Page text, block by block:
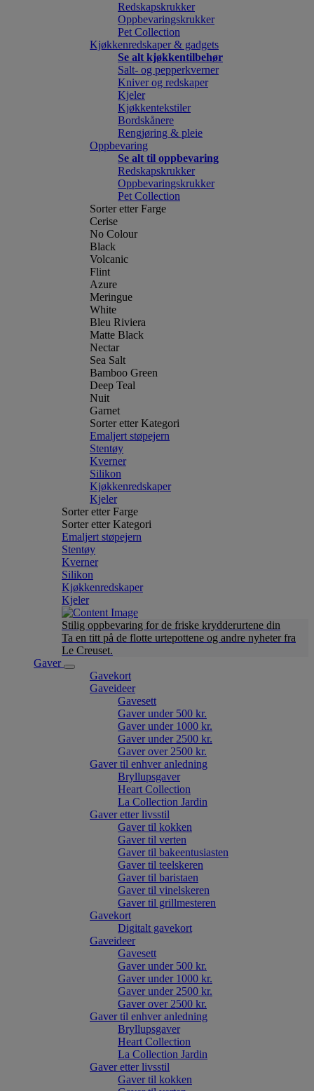
Redskapskrukker
Oppbevaringskrukker
Pet Collection
Kjøkkenredskaper & gadgets
Se alt kjøkkentilbehør
Salt- og pepperkverner
Kniver og redskaper
Kjeler
Kjøkkentekstiler
Bordskånere
Rengjøring & pleie
Oppbevaring
Se alt til oppbevaring
Redskapskrukker
Oppbevaringskrukker
Pet Collection
Sorter etter Farge
Cerise
No Colour
Black
Volcanic
Flint
Azure
Meringue
White
Bleu Riviera
Matte Black
Nectar
Sea Salt
Bamboo Green
Deep Teal
Nuit
Garnet
Sorter etter Kategori
Emaljert støpejern
Stentøy
Kverner
Silikon
Kjøkkenredskaper
Kjeler
Sorter etter Farge
Sorter etter Kategori
Emaljert støpejern
Stentøy
Kverner
Silikon
Kjøkkenredskaper
Kjeler
Stilig oppbevaring for de friske krydderurtene din
Ta en titt på de flotte urtepottene og andre nyheter fra
Le Creuset.
Gaver
Gavekort
Gaveideer
Gavesett
Gaver under 500 kr.
Gaver under 1000 kr.
Gaver under 2500 kr.
Gaver over 2500 kr.
Gaver til enhver anledning
Bryllupsgaver
Heart Collection
La Collection Jardin
Gaver etter livsstil
Gaver til kokken
Gaver til verten
Gaver til bakeentusiasten
Gaver til teelskeren
Gaver til baristaen
Gaver til vinelskeren
Gaver til grillmesteren
Gavekort
Digitalt gavekort
Gaveideer
Gavesett
Gaver under 500 kr.
Gaver under 1000 kr.
Gaver under 2500 kr.
Gaver over 2500 kr.
Gaver til enhver anledning
Bryllupsgaver
Heart Collection
La Collection Jardin
Gaver etter livsstil
Gaver til kokken